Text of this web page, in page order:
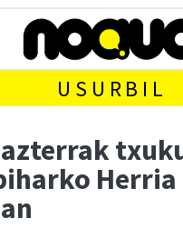
USURBIL
Herria